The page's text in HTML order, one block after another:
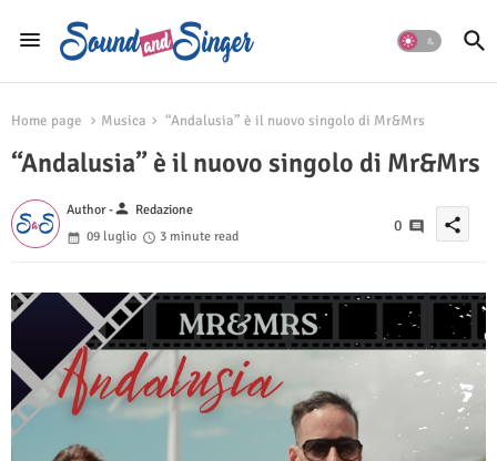
Home page Musica “Andalusia” è il nuovo singolo di Mr&Mrs
“Andalusia” è il nuovo singolo di Mr&Mrs
Author -person Redazione
09 luglio
3 minute read
0 share